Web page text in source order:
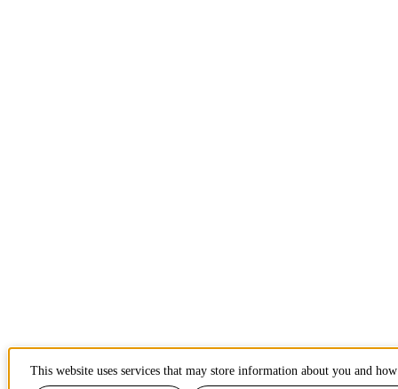
This website uses services that may store information about you and